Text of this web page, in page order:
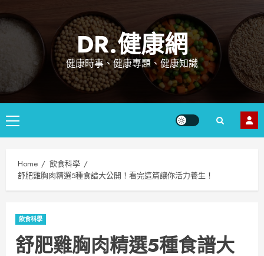
to
content
DR.健康網
健康時事、健康專題、健康知識
Primary
Menu
Home
飲食科學
舒肥雞胸肉精選5種食譜大公開！看完這篇讓你活力養生！
飲食科學
舒肥雞胸肉精選5種食譜大